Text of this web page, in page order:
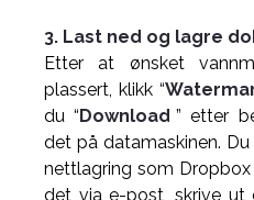
3. Last ned og lagre
Etter at ønsket
plassert, klikk “
du “Download ” etter
det på datamaskinen.
nettlagring som
det via e-post, skrive ut